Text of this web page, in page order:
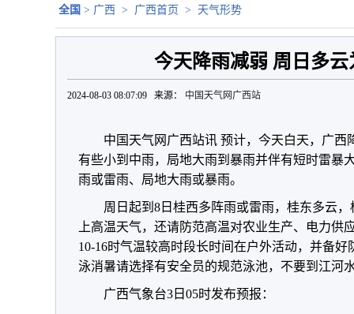
全国 > 广西 > 广西首页 > 天气形势
今天降雨减弱 周日多
2024-08-03 08:07:09 来源： 中国天气网广西站
中国天气网广西站讯 预计，今天白天，广
有些小到中雨，局地大雨到暴雨并伴有短时雷暴
雨或雷雨、局地大雨或暴雨。
周日起到8日桂西多阵雨或雷雨，桂东多云
上高温天气，还请防范高温对农业生产、电力供
10-16时气温较高时段长时间在户外活动，并备
泳消暑请选择有安全员的规范泳池，不要到江河
广西气象台3日05时发布预报：